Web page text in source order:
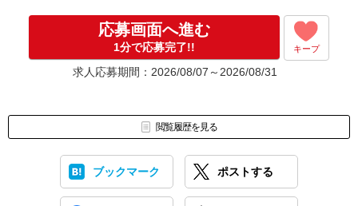
応募画面へ進む
1分で応募完了!! キープ
求人応募期間：2026/08/07～2026/08/31
閲覧履歴を見る
ブックマーク ポストする